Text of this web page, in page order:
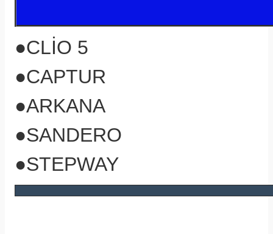
●CLİO 5
●CAPTUR
●ARKANA
●SANDERO
●STEPWAY